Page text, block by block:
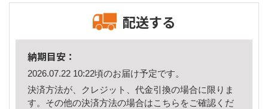
配送する
納期目安：
2026.07.22 10:22頃のお届け予定です。
決済方法が、クレジット、代金引換の場合に限りま
す。その他の決済方法の場合はこちら をご確認くだ